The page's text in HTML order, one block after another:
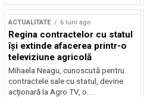
ACTUALITATE 6 luni ago
Regina contractelor cu statul
își extinde afacerea printr-o
televiziune agricolă
Mihaela Neagu, cunoscută pentru
contractele sale cu statul, devine
acționară la Agro TV, o...